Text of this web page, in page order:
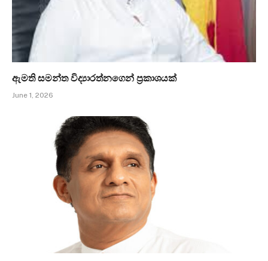
ඇමති සමන්ත විද්‍යාරත්නගෙන් ප්‍රකාශයක්
June 1, 2026